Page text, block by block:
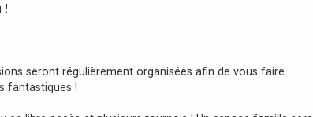
!
seront régulièrement organisées afin de vous faire
fantastiques !